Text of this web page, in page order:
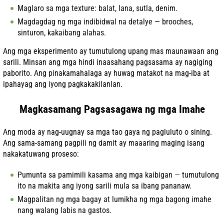
Maglaro sa mga texture: balat, lana, sutla, denim.
Magdagdag ng mga indibidwal na detalye — brooches,
sinturon, kakaibang alahas.
Ang mga eksperimento ay tumutulong upang mas maunawaan ang
sarili. Minsan ang mga hindi inaasahang pagsasama ay nagiging
paborito. Ang pinakamahalaga ay huwag matakot na mag-iba at
ipahayag ang iyong pagkakakilanlan.
Magkasamang Pagsasagawa ng mga Imahe
Ang moda ay nag-uugnay sa mga tao gaya ng pagluluto o sining.
Ang sama-samang pagpili ng damit ay maaaring maging isang
nakakatuwang proseso:
Pumunta sa pamimili kasama ang mga kaibigan — tumutulong
ito na makita ang iyong sarili mula sa ibang pananaw.
Magpalitan ng mga bagay at lumikha ng mga bagong imahe
nang walang labis na gastos.